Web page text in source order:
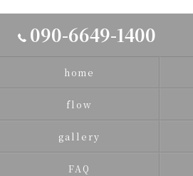
090-6649-1400
home
flow
gallery
FAQ